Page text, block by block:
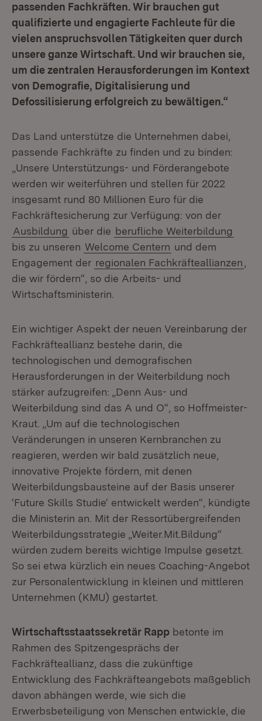
passenden Fachkräften. Wir brauchen gut
qualifizierte und engagierte Fachleute für die
vielen anspruchsvollen Tätigkeiten quer durch
unsere ganze Wirtschaft. Und wir brauchen sie,
um die zentralen Herausforderungen im Kontext
von Demografie, Digitalisierung und
Defossilisierung erfolgreich zu bewältigen.“
Das Land unterstütze die Unternehmen dabei,
passende Fachkräfte zu finden und zu binden:
„Unsere Unterstützungs- und Förderangebote
werden wir weiterführen und stellen für 2022
insgesamt rund 80 Millionen Euro für die
Fachkräftesicherung zur Verfügung: von der
Ausbildung über die berufliche Weiterbildung
bis zu unseren Welcome Centern und dem
Engagement der regionalen Fachkräfteallianzen
die wir fördern“, so die Arbeits- und
Wirtschaftsministerin.
Ein wichtiger Aspekt der neuen Vereinbarung der
Fachkräfteallianz bestehe darin, die
technologischen und demografischen
Herausforderungen in der Weiterbildung noch
stärker aufzugreifen: „Denn Aus- und
Weiterbildung sind das A und O“, so Hoffmeister-
Kraut. „Um auf die technologischen
Veränderungen in unseren Kernbranchen zu
reagieren, werden wir bald zusätzlich neue,
innovative Projekte fördern, mit denen
Weiterbildungsbausteine auf der Basis unserer
‘Future Skills Studie‘ entwickelt werden“, kündigte
die Ministerin an. Mit der Ressortübergreifenden
Weiterbildungsstrategie „Weiter.Mit.Bildung“
würden zudem bereits wichtige Impulse gesetzt.
So sei etwa kürzlich ein neues Coaching-Angebot
zur Personalentwicklung in kleinen und mittleren
Unternehmen (KMU) gestartet.
Wirtschaftsstaatssekretär Rapp betonte im
Rahmen des Spitzengesprächs der
Fachkräfteallianz, dass die zukünftige
Entwicklung des Fachkräfteangebots maßgeblich
davon abhängen werde, wie sich die
Erwerbsbeteiligung von Menschen entwickle, die